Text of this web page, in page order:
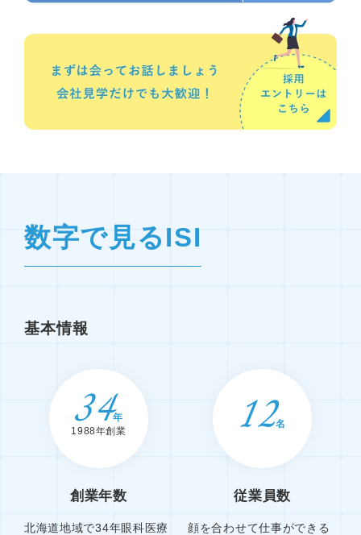
数字で見るISI
基本情報
34年
1988年創業
創業年数
北海道地域で34年眼科医療
12名
従業員数
顔を合わせて仕事ができる